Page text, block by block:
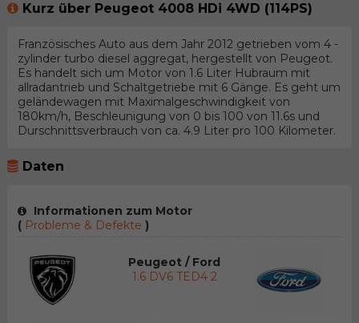
Kurz über Peugeot 4008 HDi 4WD (114PS)
Französisches Auto aus dem Jahr 2012 getrieben vom 4 -
zylinder turbo diesel aggregat, hergestellt von Peugeot.
Es handelt sich um Motor von 1.6 Liter Hubraum mit
allradantrieb und Schaltgetriebe mit 6 Gänge. Es geht um
geländewagen mit Maximalgeschwindigkeit von
180km/h, Beschleunigung von 0 bis 100 von 11.6s und
Durschnittsverbrauch von ca. 4.9 Liter pro 100 Kilometer.
Daten
Informationen zum Motor
(Probleme & Defekte )
Peugeot / Ford
1.6 DV6 TED4 2